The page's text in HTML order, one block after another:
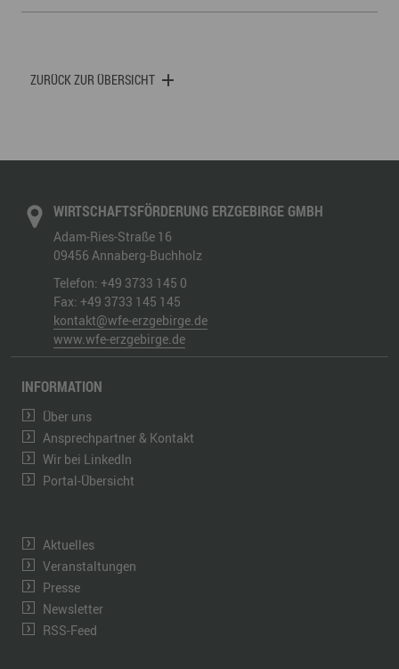
ZURÜCK ZUR ÜBERSICHT
WIRTSCHAFTSFÖRDERUNG ERZGEBIRGE GMBH
Adam-Ries-Straße 16
09456 Annaberg-Buchholz
Telefon: +49 3733 145 0
Fax: +49 3733 145 145
kontakt@wfe-erzgebirge.de
www.wfe-erzgebirge.de
INFORMATION
Über uns
Ansprechpartner & Kontakt
Wir bei LinkedIn
Portal-Übersicht
Aktuelles
Veranstaltungen
Presse
Newsletter
RSS-Feed